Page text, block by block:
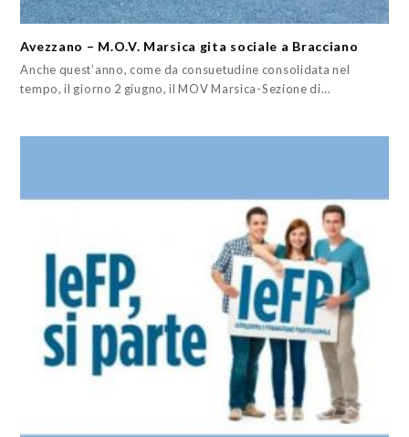
Avezzano – M.O.V. Marsica gita sociale a Bracciano
Anche quest’anno, come da consuetudine consolidata nel
tempo, il giorno 2 giugno, il MOV Marsica-Sezione di…